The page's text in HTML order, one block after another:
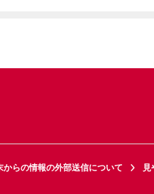
からの情報の外部送信について
見